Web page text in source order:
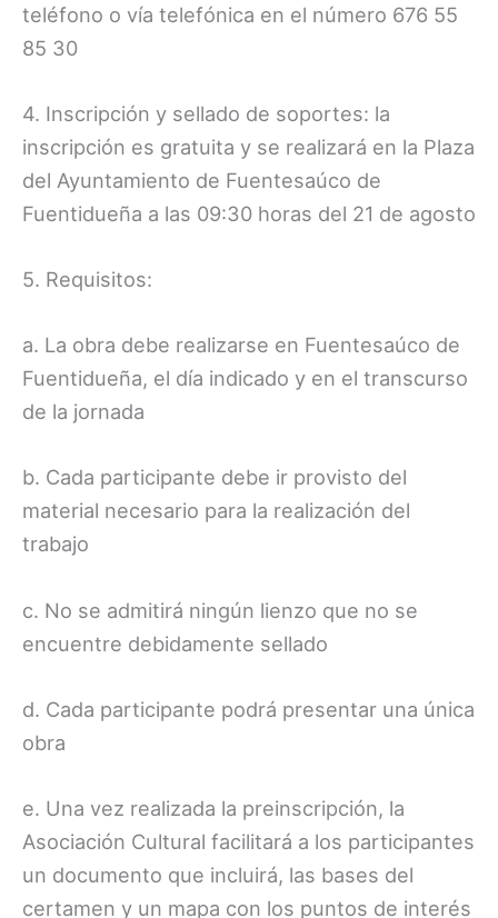
teléfono o vía telefónica en el número 676 55
85 30
4. Inscripción y sellado de soportes: la
inscripción es gratuita y se realizará en la Plaza
del Ayuntamiento de Fuentesaúco de
Fuentidueña a las 09:30 horas del 21 de agosto
5. Requisitos:
a. La obra debe realizarse en Fuentesaúco de
Fuentidueña, el día indicado y en el transcurso
de la jornada
b. Cada participante debe ir provisto del
material necesario para la realización del
trabajo
c. No se admitirá ningún lienzo que no se
encuentre debidamente sellado
d. Cada participante podrá presentar una única
obra
e. Una vez realizada la preinscripción, la
Asociación Cultural facilitará a los participantes
un documento que incluirá, las bases del
certamen y un mapa con los puntos de interés